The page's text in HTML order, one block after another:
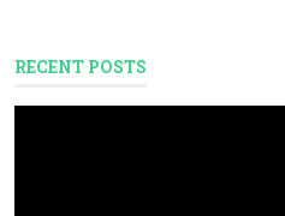
RECENT POSTS